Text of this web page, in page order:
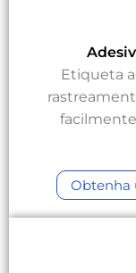
Etiqueta
Obtenha